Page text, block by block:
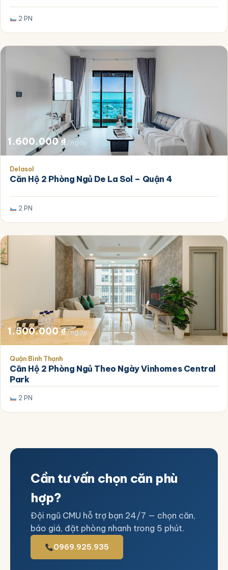
2 PN
1.600.000₫/ngày
Delasol
Căn Hộ 2 Phòng Ngủ De La Sol – Quận 4
2 PN
1.500.000₫/ngày
Quận Bình Thạnh
Căn Hộ 2 Phòng Ngủ Theo Ngày Vinhomes Central
Park
2 PN
Cần tư vấn chọn căn phù
hợp?
Đội ngũ CMU hỗ trợ bạn 24/7 — chọn căn,
báo giá, đặt phòng nhanh trong 5 phút.
0969.925.935